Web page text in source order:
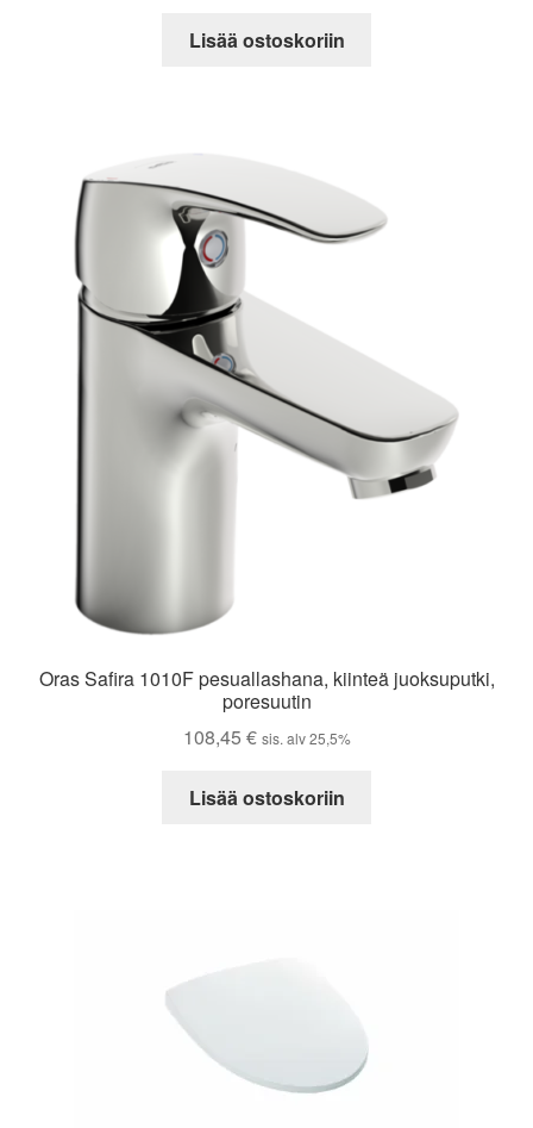
Lisää ostoskoriin
Oras Safira 1010F pesuallashana, kiinteä juoksuputki,
poresuutin
108,45 € sis. alv 25,5%
Lisää ostoskoriin